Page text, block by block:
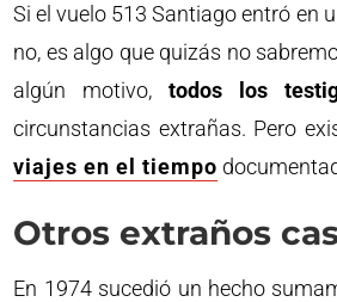
Si el vuelo 513 Santiago entró en
no, es algo que quizás no
algún motivo,todos los
circunstancias extrañas. Pero
viajes en el tiempo
Otros extraños
En 1974 sucedió un hecho